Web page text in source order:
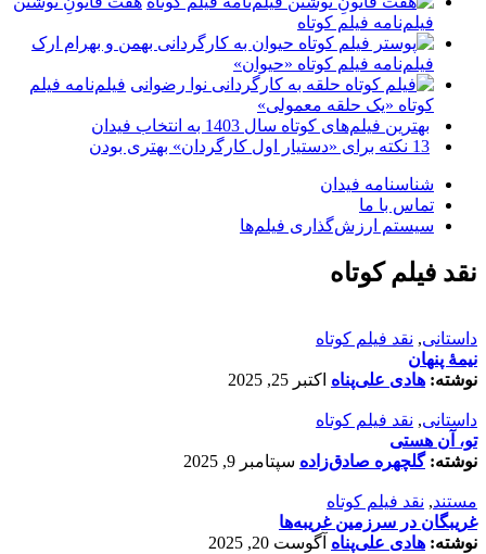
فیلم‌نامه فیلم کوتاه
فیلم‌نامه فیلم کوتاه «حیوان»
فیلم‌نامه فیلم
کوتاه «یک حلقه معمولی»
بهترین فیلم‌های کوتاه سال 1403 به انتخاب فیدان
13 نکته برای «دستیار اول کارگردان» بهتری بودن
شناسنامه فیدان
تماس با ما
سیستم ارزش‌گذاری فیلم‌ها
نقد فیلم کوتاه
داستانی, نقد فیلم کوتاه
نیمۀ پنهان
نوشته: هادی علی‌پناه اکتبر 25, 2025
داستانی, نقد فیلم کوتاه
تو، آن هستی
نوشته:گلچهره صادق‌زاده سپتامبر 9, 2025
مستند, نقد فیلم کوتاه
غریبگان در سرزمین غریبه‌ها
نوشته: هادی علی‌پناه آگوست 20, 2025